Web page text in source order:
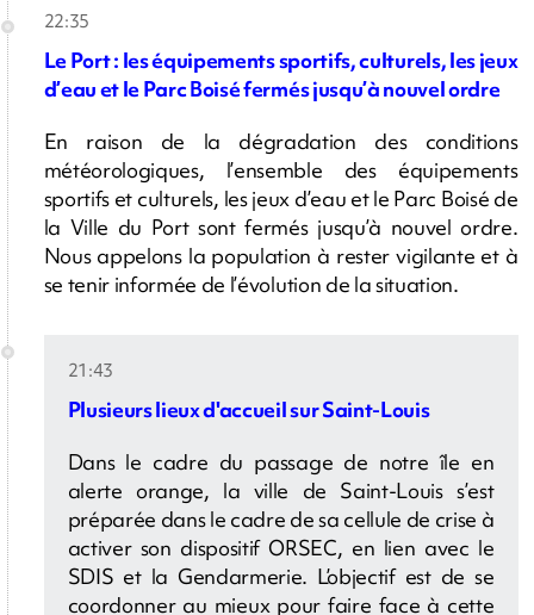
22:35
Le Port : les équipements sportifs, culturels, les jeux
d’eau et le Parc Boisé fermés jusqu’à nouvel ordre
En raison de la dégradation des conditions
météorologiques, l’ensemble des équipements
sportifs et culturels, les jeux d’eau et le Parc Boisé de
la Ville du Port sont fermés jusqu’à nouvel ordre.
Nous appelons la population à rester vigilante et à
se tenir informée de l’évolution de la situation.
21:43
Plusieurs lieux d'accueil sur Saint-Louis
Dans le cadre du passage de notre île en
alerte orange, la ville de Saint-Louis s’est
préparée dans le cadre de sa cellule de crise à
activer son dispositif ORSEC, en lien avec le
SDIS et la Gendarmerie. L’objectif est de se
coordonner au mieux pour faire face à cette